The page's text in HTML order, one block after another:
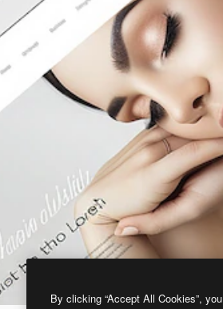
By clicking “Accept All Cookies”,